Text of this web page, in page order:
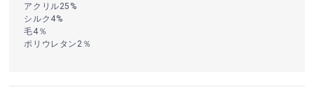
アクリル25%
シルク4%
毛4％
ポリウレタン2％